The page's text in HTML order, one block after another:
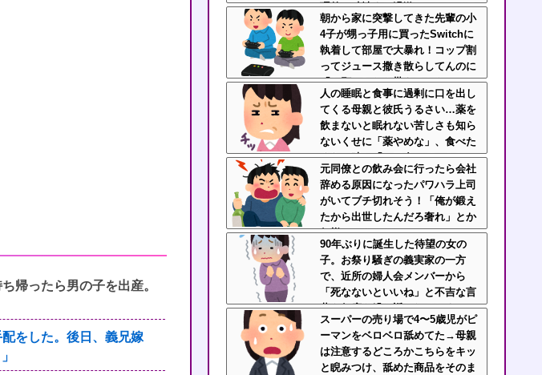
帰ったら男の子を出産。
をした。後日、義兄嫁
理的に破壊する過激ファンにイラ
イラが止まらん
朝から家に突撃してきた先輩の小
4子が甥っ子用に買ったSwitchに
執着して部屋で大暴れ！コップ割
ってジュース撒き散らしてんのに
「お願いしたら貰えるかもｗ」と
ヘラヘラ笑って片付けもしない…
先輩にブチ切れそう
人の睡眠と食事に過剰に口を出し
てくる母親と彼氏うるさい…薬を
飲まないと眠れない苦しさも知ら
ないくせに「薬やめな」、食べた
くない時に「一口食べて」としつ
こい無神経すぎる！！
元同僚との飲み会に行ったら会社
辞める原因になったパワハラ上司
がいてブチ切れそう！「俺が鍛え
たから出世したんだろ奢れ」とか
何様のつもりだ？
90年ぶりに誕生した待望の女の
子。お祭り騒ぎの義実家の一方
で、近所の婦人会メンバーから
「死なないといいね」と不吉な言
葉を何度も繰り返されてしま
う・・・
スーパーの売り場で4〜5歳児がピ
ーマンをベロベロ舐めてた→母親
は注意するどころかこちらをキッ
と睨みつけ、舐めた商品をそのま